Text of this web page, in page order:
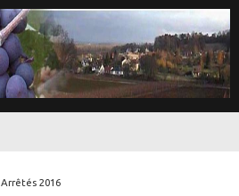
Arrêtés 2016